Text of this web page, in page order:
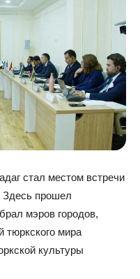
стал местом встречи
Здесь прошел
мэров городов,
тюркского мира
культуры